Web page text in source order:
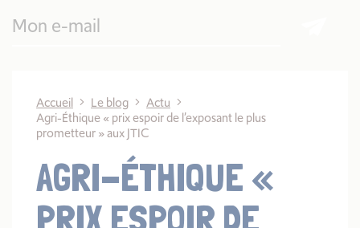
Accueil Le blog
Actu
Agri-Éthique « prix espoir de l’exposant le plus
prometteur » aux JTIC
AGRI-ÉTHIQUE «